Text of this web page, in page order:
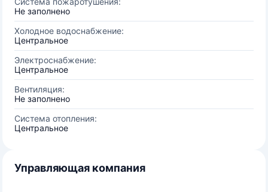
Не заполнено
Холодное водоснабжение:
Центральное
Электроснабжение:
Центральное
Вентиляция:
Не заполнено
Система отопления:
Центральное
Управляющая компания